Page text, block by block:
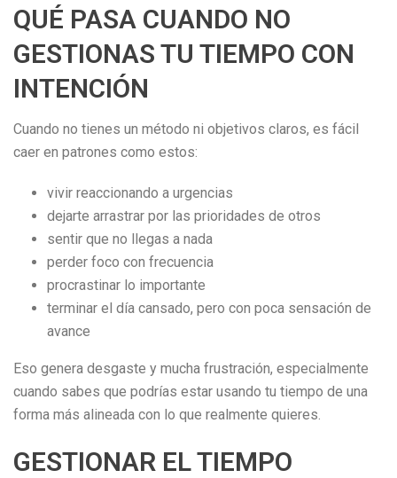
QUÉ PASA CUANDO NO
GESTIONAS TU TIEMPO CON
INTENCIÓN
Cuando no tienes un método ni objetivos claros, es fácil
caer en patrones como estos:
vivir reaccionando a urgencias
dejarte arrastrar por las prioridades de otros
sentir que no llegas a nada
perder foco con frecuencia
procrastinar lo importante
terminar el día cansado, pero con poca sensación de
avance
Eso genera desgaste y mucha frustración, especialmente
cuando sabes que podrías estar usando tu tiempo de una
forma más alineada con lo que realmente quieres.
GESTIONAR EL TIEMPO